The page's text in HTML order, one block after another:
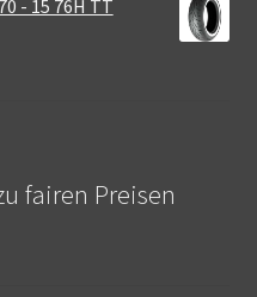
- 15 76H TT
fairen Preisen